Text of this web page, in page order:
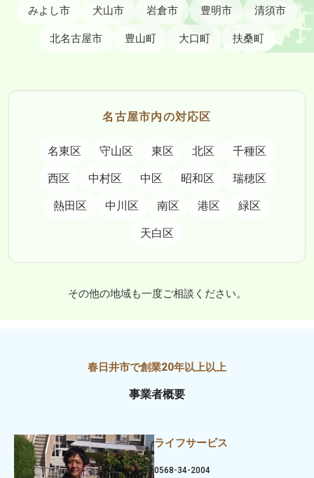
みよし市 犬山市 岩倉市 豊明市 清須市
北名古屋市 豊山町 大口町 扶桑町
名古屋市内の対応区
名東区 守山区 東区 北区 千種区
西区 中村区 中区 昭和区 瑞穂区
熱田区 中川区 南区 港区 緑区
天白区
その他の地域も一度ご相談ください。
事業者概要
ライフサービス
0568-34-2004